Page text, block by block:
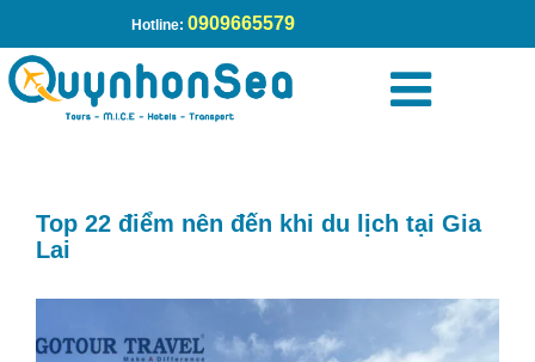
Hotline: 0909665579
Trang chủ»Top 22 điểm nên đến khi du lịch tại Gia Lai
Top 22 điểm nên đến khi du lịch tại Gia
Lai